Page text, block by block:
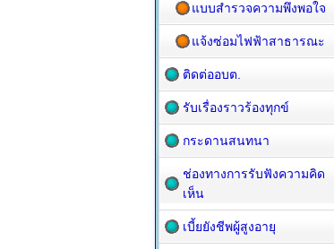
แบบสำรวจความพึงพอใจ
แจ้งซ่อมไฟฟ้าสาธารณะ
ติดต่ออบต.
รับเรื่องราวร้องทุกข์
กระดานสนทนา
ช่องทางการรับฟังความคิด
เห็น
เบี้ยยังชีพผู้สูงอายุ